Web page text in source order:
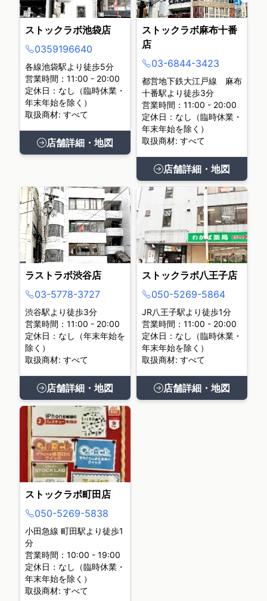
ストックラボ池袋店
0359196640
各線池袋駅より徒歩5分
営業時間：11:00 - 20:00
定休日：なし（臨時休業・
年末年始を除く）
取扱商材: すべて
店舗詳細・地図
ストックラボ麻布十番
店
03-6844-3423
都営地下鉄大江戸線 麻布
十番駅より徒歩3分
営業時間：11:00 - 20:00
定休日：なし（臨時休業・
年末年始を除く）
取扱商材: すべて
店舗詳細・地図
ラストラボ渋谷店
03-5778-3727
渋谷駅より徒歩3分
営業時間：11:00 - 20:00
定休日：なし（年末年始を
除く）
取扱商材: すべて
店舗詳細・地図
ストックラボ八王子店
050-5269-5864
JR八王子駅より徒歩1分
営業時間：11:00 - 20:00
定休日：なし（臨時休業・
年末年始を除く）
取扱商材: すべて
店舗詳細・地図
ストックラボ町田店
050-5269-5838
小田急線 町田駅より徒歩1
分
営業時間：10:00 - 19:00
定休日：なし（臨時休業・
年末年始を除く）
取扱商材: すべて